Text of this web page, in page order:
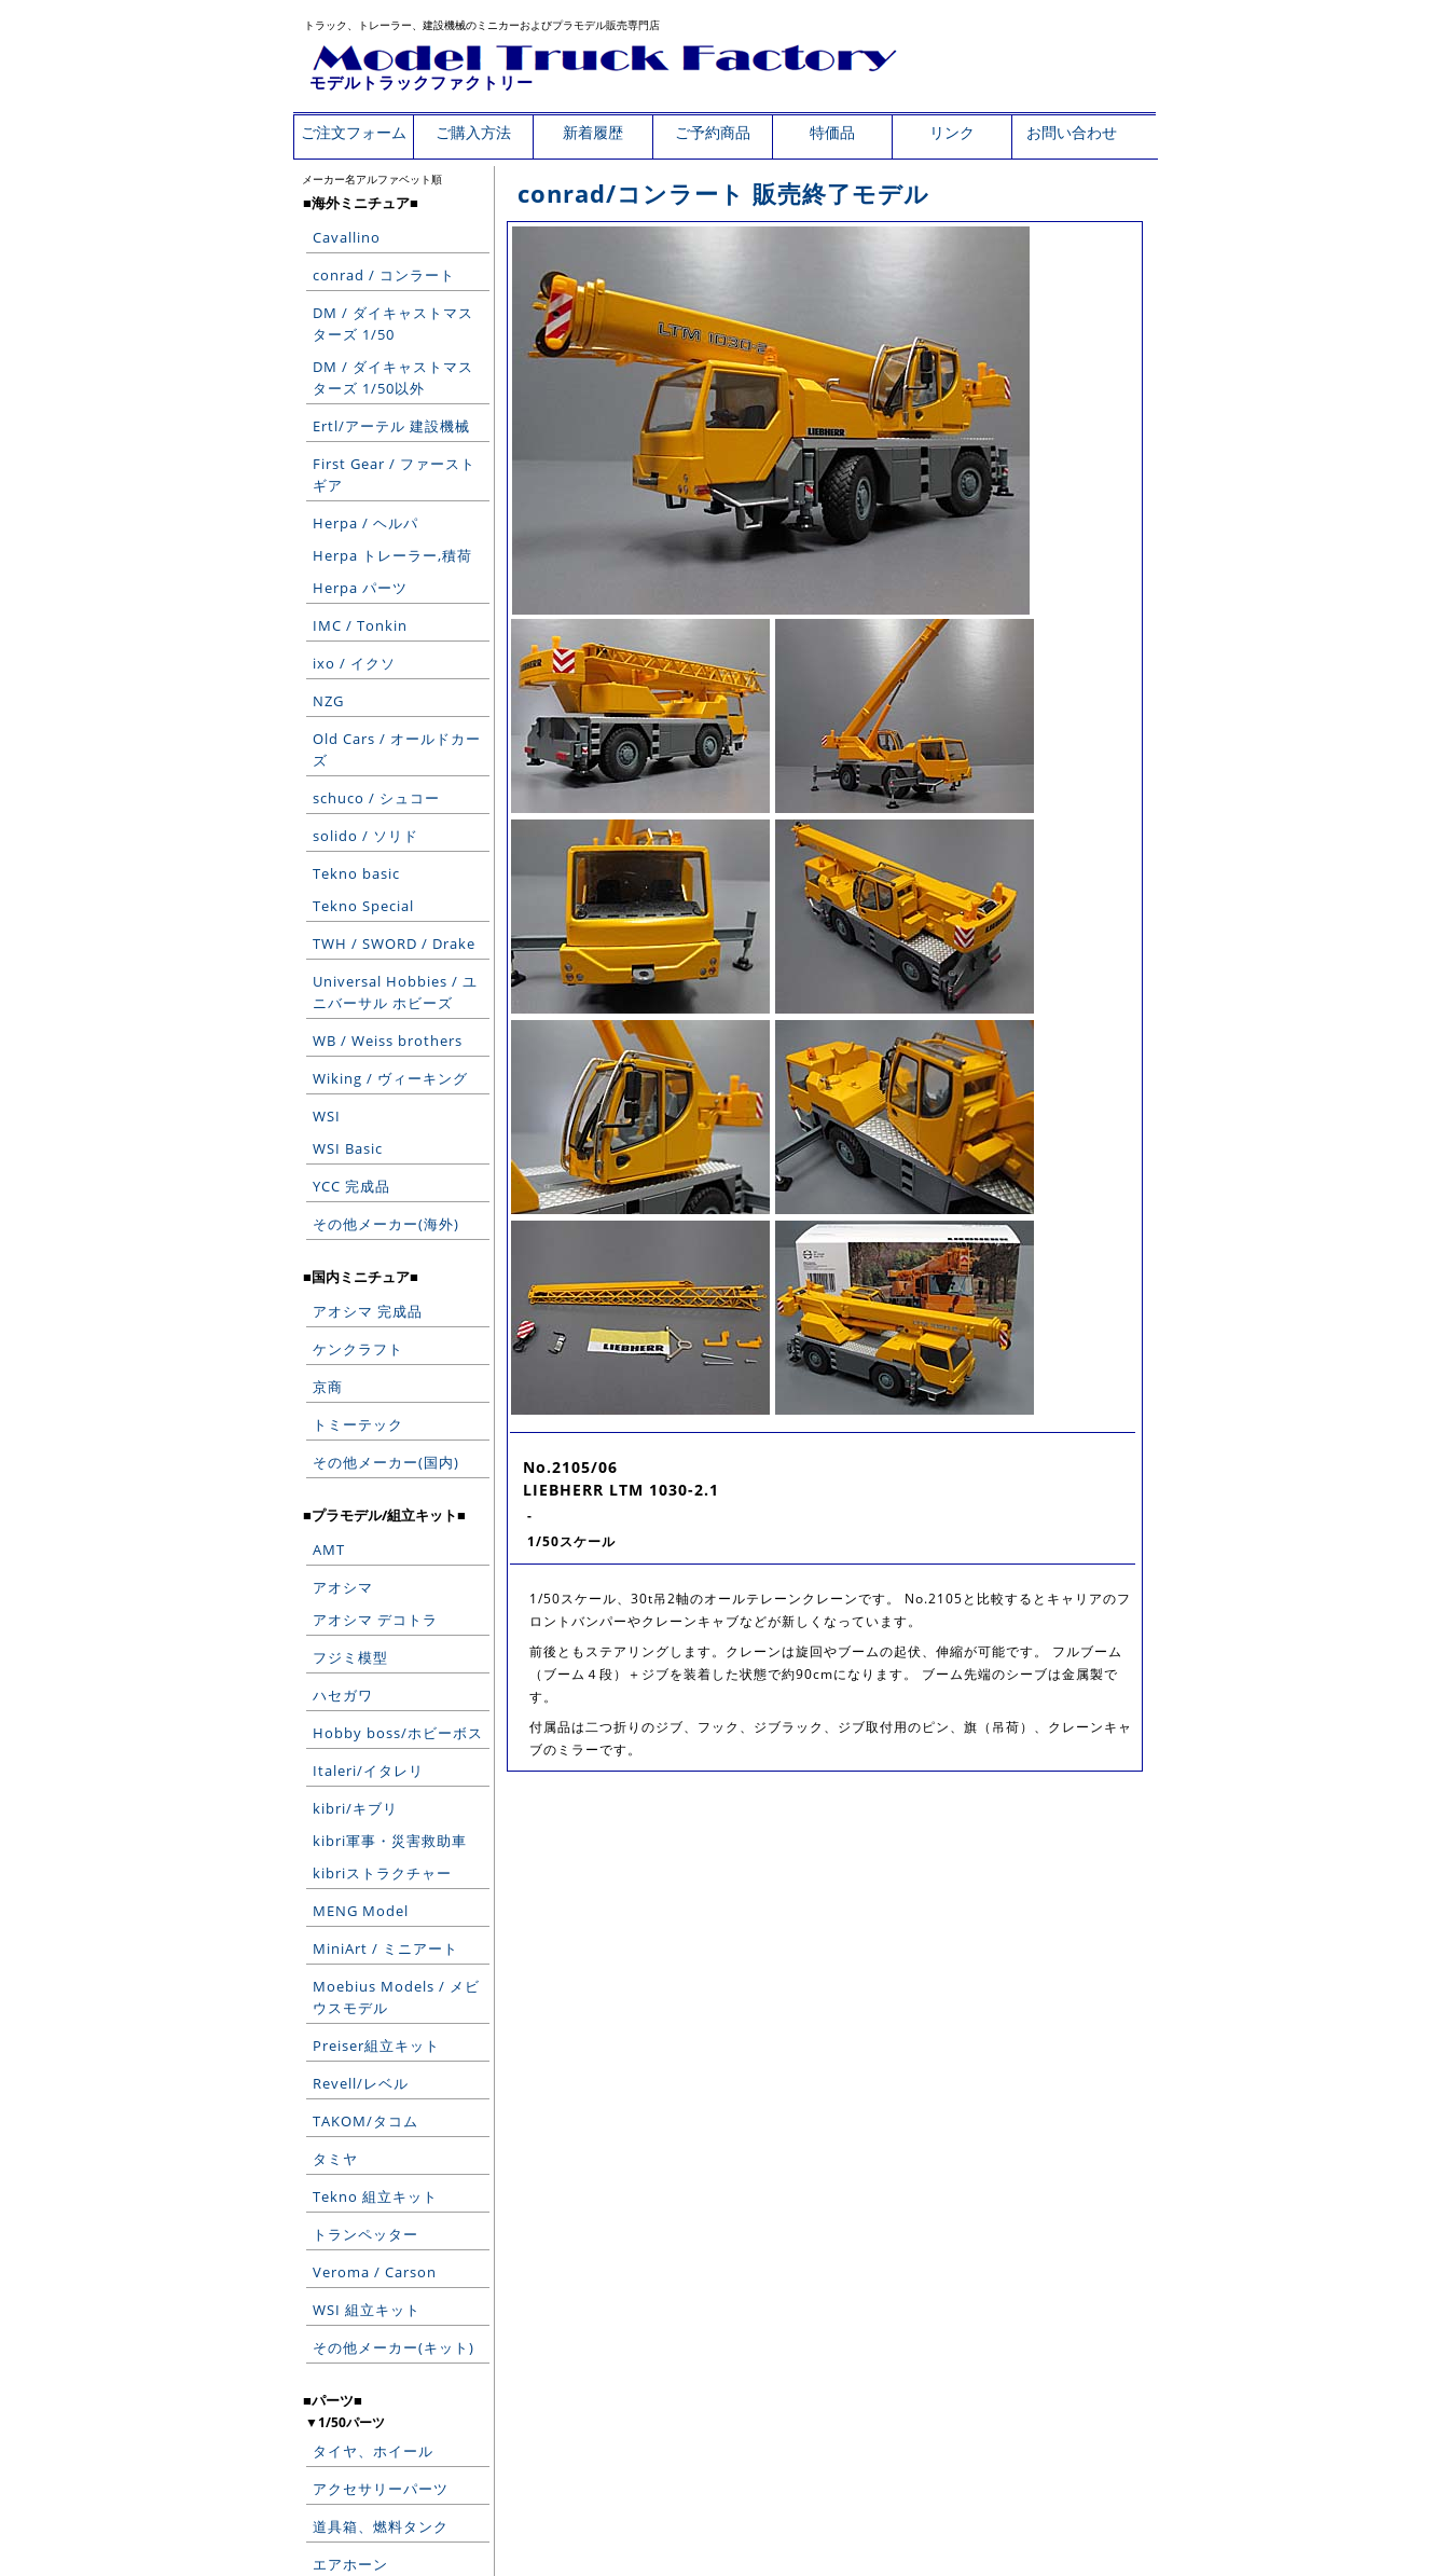
トラック、トレーラー、建設機械のミニカーおよびプラモデル販売専門店
モデルトラックファクトリー
ご注文フォーム ご購入方法 新着履歴 ご予約商品 特価品 リンク お問い合わせ
メーカー名アルファベット順
■海外ミニチュア■
Cavallino
conrad / コンラート
DM / ダイキャストマス
ターズ 1/50
DM / ダイキャストマス
ターズ 1/50以外
Ertl/アーテル 建設機械
First Gear / ファースト
ギア
Herpa / ヘルパ
Herpa トレーラー,積荷
Herpa パーツ
IMC / Tonkin
ixo / イクソ
NZG
Old Cars / オールドカー
ズ
schuco / シュコー
solido / ソリド
Tekno basic
Tekno Special
TWH / SWORD / Drake
Universal Hobbies / ユ
ニバーサル ホビーズ
WB / Weiss brothers
Wiking / ヴィーキング
WSI
WSI Basic
YCC 完成品
その他メーカー(海外)
■国内ミニチュア■
アオシマ 完成品
ケンクラフト
京商
トミーテック
その他メーカー(国内)
■プラモデル/組立キット■
AMT
アオシマ
アオシマ デコトラ
フジミ模型
ハセガワ
Hobby boss/ホビーボス
Italeri/イタレリ
kibri/キブリ
kibri軍事・災害救助車
kibriストラクチャー
MENG Model
MiniArt / ミニアート
Moebius Models / メビ
ウスモデル
Preiser組立キット
Revell/レベル
TAKOM/タコム
タミヤ
Tekno 組立キット
トランペッター
Veroma / Carson
WSI 組立キット
その他メーカー(キット)
■パーツ■
▼1/50パーツ
タイヤ、ホイール
アクセサリーパーツ
道具箱、燃料タンク
エアホーン
conrad/コンラート 販売終了モデル
No.2105/06
LIEBHERR LTM 1030-2.1
-
1/50スケール
1/50スケール、30t吊2軸のオールテレーンクレーンです。 No.2105と比較するとキャリアのフ
ロントバンパーやクレーンキャブなどが新しくなっています。
前後ともステアリングします。クレーンは旋回やブームの起伏、伸縮が可能です。 フルブーム
（ブーム４段）＋ジブを装着した状態で約90cmになります。 ブーム先端のシーブは金属製で
す。
付属品は二つ折りのジブ、フック、ジブラック、ジブ取付用のピン、旗（吊荷）、クレーンキャ
ブのミラーです。